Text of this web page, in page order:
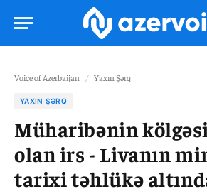
Voice of Azerbaijan / Yaxın Şərq
YAXIN ŞƏRQ
Müharibənin
olan irs - Livanın
tarixi təhlükə